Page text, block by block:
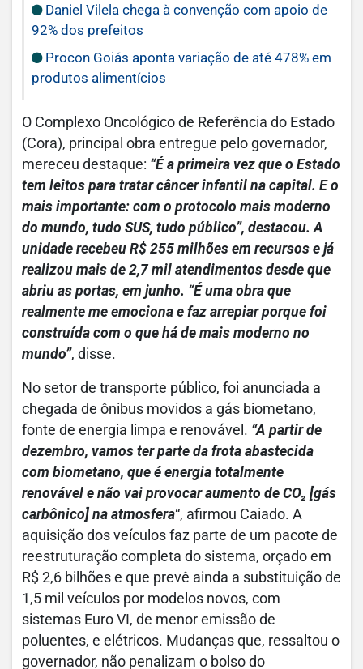
Daniel Vilela chega à convenção com apoio de
92% dos prefeitos
Procon Goiás aponta variação de até 478% em
produtos alimentícios
O Complexo Oncológico de Referência do Estado
(Cora), principal obra entregue pelo governador,
mereceu destaque: “É a primeira vez que o Estado
tem leitos para tratar câncer infantil na capital. E o
mais importante: com o protocolo mais moderno
do mundo, tudo SUS, tudo público”, destacou. A
unidade recebeu R$ 255 milhões em recursos e já
realizou mais de 2,7 mil atendimentos desde que
abriu as portas, em junho. “É uma obra que
realmente me emociona e faz arrepiar porque foi
construída com o que há de mais moderno no
mundo”, disse.
No setor de transporte público, foi anunciada a
chegada de ônibus movidos a gás biometano,
fonte de energia limpa e renovável. “A partir de
dezembro, vamos ter parte da frota abastecida
com biometano, que é energia totalmente
renovável e não vai provocar aumento de CO₂ [gás
carbônico] na atmosfera“, afirmou Caiado. A
aquisição dos veículos faz parte de um pacote de
reestruturação completa do sistema, orçado em
R$ 2,6 bilhões e que prevê ainda a substituição de
1,5 mil veículos por modelos novos, com
sistemas Euro VI, de menor emissão de
poluentes, e elétricos. Mudanças que, ressaltou o
governador, não penalizam o bolso do